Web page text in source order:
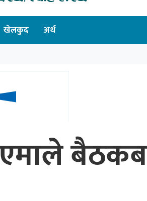
खेलकुद अर्थ